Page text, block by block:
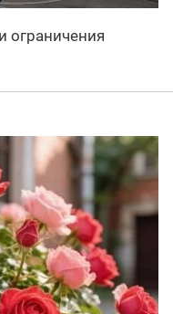
ограничения